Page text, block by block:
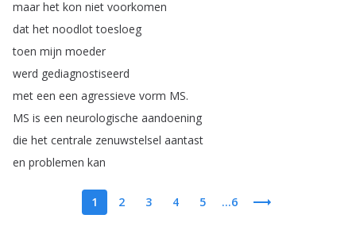
maar het kon niet voorkomen
dat het noodlot toesloeg
toen mijn moeder
werd gediagnostiseerd
met een een agressieve vorm MS.
MS is een neurologische aandoening
die het centrale zenuwstelsel aantast
en problemen kan
1 2 3 4 5 ...6